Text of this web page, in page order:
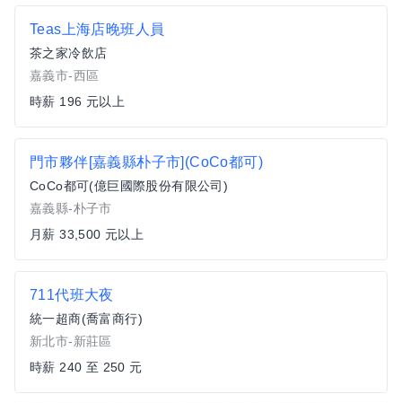
Teas上海店晚班人員
茶之家冷飲店
嘉義市-西區
時薪 196 元以上
門市夥伴[嘉義縣朴子市](CoCo都可)
CoCo都可(億巨國際股份有限公司)
嘉義縣-朴子市
月薪 33,500 元以上
711代班大夜
統一超商(喬富商行)
新北市-新莊區
時薪 240 至 250 元